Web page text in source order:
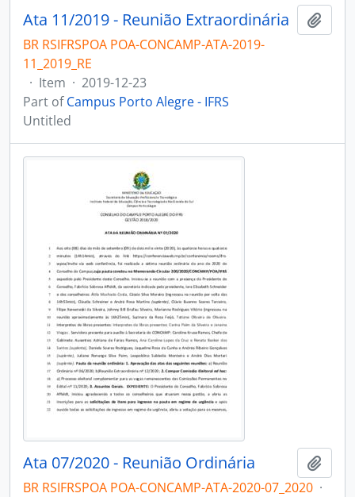
Ata 11/2019 - Reunião Extraordinária
BR RSIFRSPOA POA-CONCAMP-ATA-2019-
11_2019_RE
· Item · 2019-12-23
Part ofCampus Porto Alegre - IFRS
Untitled
Ata 07/2020 - Reunião Ordinária
BR RSIFRSPOA POA-CONCAMP-ATA-2020-07_2020 ·